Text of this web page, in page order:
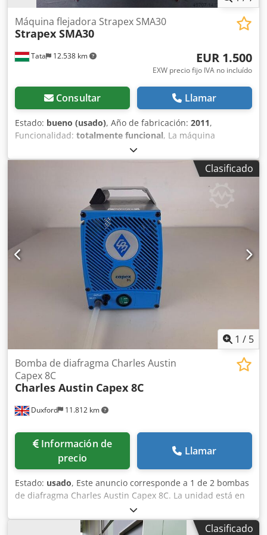
Tata 12.538 km
Máquina flejadora Strapex SMA30
Strapex SMA30
EUR 1.500
EXW precio fijo IVA no incluído
Consultar Llamar
Estado: bueno (usado), Año de fabricación: 2011,
Funcionalidad: totalmente funcional, La máquina
flejadora automática Strapex SMA procesa fleje de 12 mm
para mercancías de hasta 35 kg y está diseñada para el
flejado de paquetes pequeños y medianos. Fabricante:
STRAPEX SMA 30 Año de fabricación: 2011 Rendimiento
por minuto: 24 ciclos por minuto Posición de alimentación:
Lateral Tamaño del paquete: 780 x 600 mm Tamaño
mínimo del paquete: 100 x 30 mm Totalmente automática
Sellado por calor: Sí Potencia: 0,75 kW, 230 V/50 Hz
Dimensiones de la máquina: 1417 x 630 mm, altura: 813
mm Cjdpfx Anequtchovsrf Peso de la máquina: aprox. 200
Clasificado
1 / 5
Duxford 11.812 km
Bomba de diafragma Charles Austin
Capex 8C
Charles Austin Capex 8C
Información de
precio
Llamar
Estado: usado, Este anuncio corresponde a 1 de 2 bombas
de diafragma Charles Austin Capex 8C. La unidad está en
pleno funcionamiento y lista para su entrega inmediata. La
Charles Austin Capex 8C es una bomba de diafragma
Clasificado